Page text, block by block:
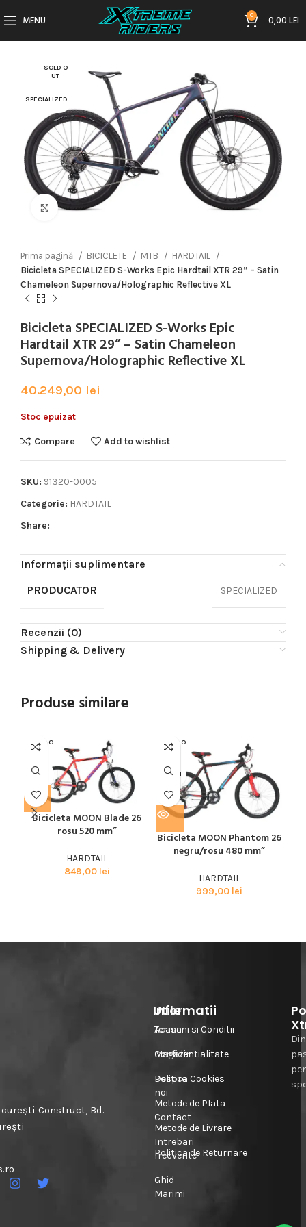
MENU 0 0,00LEI
SOLD O
UT
SPECIALIZED
Click to enlarge
Prima pagină BICICLETE MTB
HARDTAIL
Bicicleta SPECIALIZED S-Works Epic Hardtail XTR 29” – Satin
Chameleon Supernova/Holographic Reflective XL
Bicicleta SPECIALIZED S-Works Epic
Hardtail XTR 29” – Satin Chameleon
Supernova/Holographic Reflective XL
40.249,00 lei
Stoc epuizat
Compare Add to wishlist
SKU: 91320-0005
Categorie: HARDTAIL
Share:
Informații suplimentare
PRODUCATOR
SPECIALIZED
Recenzii (0)
Shipping & Delivery
Produse similare
SOLD O
UT
MOON
Bicicleta MOON Blade 26
rosu 520 mm”
HARDTAIL
849,00 lei
SOLD O
UT
MOON
Bicicleta MOON Phantom 26
negru/rosu 480 mm”
HARDTAIL
999,00 lei
Construct, Bd.
Informatii
Acasa
Magazin
Despre
noi
Contact
Intrebari
frecvente
Ghid
Marimi
Utile
Termeni si Conditii
Confidentialitate
Politica Cookies
Metode de Plata
Metode de Livrare
Politica de Returnare
Din